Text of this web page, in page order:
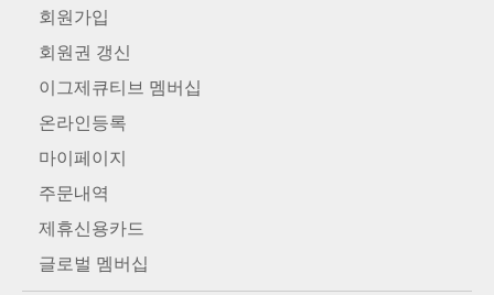
회원가입
회원권 갱신
이그제큐티브 멤버십
온라인등록
마이페이지
주문내역
제휴신용카드
글로벌 멤버십